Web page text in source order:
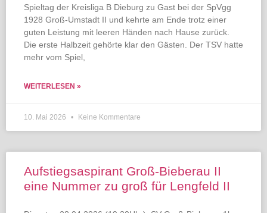
Spieltag der Kreisliga B Dieburg zu Gast bei der SpVgg
1928 Groß-Umstadt II und kehrte am Ende trotz einer
guten Leistung mit leeren Händen nach Hause zurück.
Die erste Halbzeit gehörte klar den Gästen. Der TSV hatte
mehr vom Spiel,
WEITERLESEN »
10. Mai 2026 Keine Kommentare
Aufstiegsaspirant Groß-Bieberau II
eine Nummer zu groß für Lengfeld II